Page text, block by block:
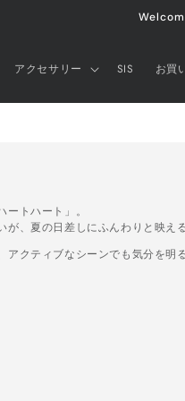
アクセサリー SIS お買
トハート」。
、夏の日差しにふんわりと映え
クティブなシーンでも気分を明